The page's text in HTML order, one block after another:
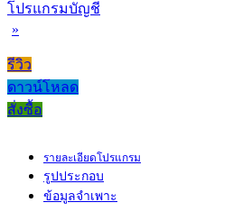
โปรแกรมบัญชี
»
รีวิว
ดาวน์โหลด
สั่งซื้อ
รายละเอียดโปรแกรม
รูปประกอบ
ข้อมูลจำเพาะ